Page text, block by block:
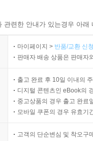
련한 안내가 있는경우 아
마이페이지 > 반품/교환 신
판매자 배송 상품은 판매자
출고 완료 후 10일 이내의
디지털 콘텐츠인 eBook의
중고상품의 경우 출고 완료
모바일 쿠폰의 경우 유효기
고객의 단순변심 및 착오구